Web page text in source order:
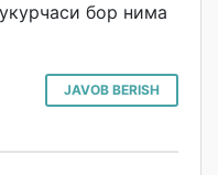
бор нима
JAVOB BERISH